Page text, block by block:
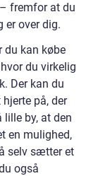
fremfor at du
er over dig.
du kan købe
du virkelig
Der kan du
på, der
lille by, at den
en mulighed,
selv sætter et
også